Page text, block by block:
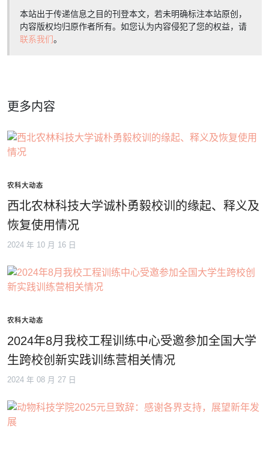
本站出于传递信息之目的刊登本文，若未明确标注本站原创，
内容版权均归原作者所有。如您认为内容侵犯了您的权益，请
联系我们。
更多内容
农科大动态
西北农林科技大学诚朴勇毅校训的缘起、释义及
恢复使用情况
2024 年 10 月 16 日
农科大动态
2024年8月我校工程训练中心受邀参加全国大学
生跨校创新实践训练营相关情况
2024 年 08 月 27 日